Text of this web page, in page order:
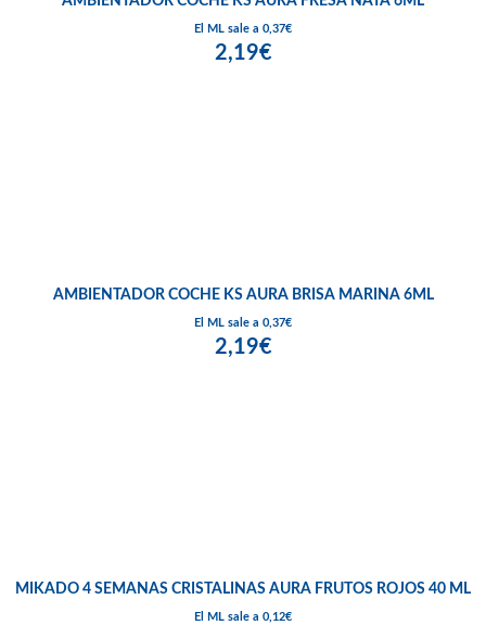
El ML sale a 0,37€
2,19€
AMBIENTADOR COCHE KS AURA BRISA MARINA 6ML
El ML sale a 0,37€
2,19€
MIKADO 4 SEMANAS CRISTALINAS AURA FRUTOS ROJOS 40 ML
El ML sale a 0,12€